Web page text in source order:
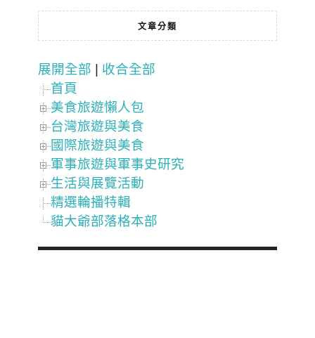
文章分類
展開全部
收合全部
首頁
美食旅遊懶人包
台灣旅遊與美食
國際旅遊與美食
軍事旅遊與軍事史研究
生活與展覽活動
精選輪播特輯
貓大爺部落格本部